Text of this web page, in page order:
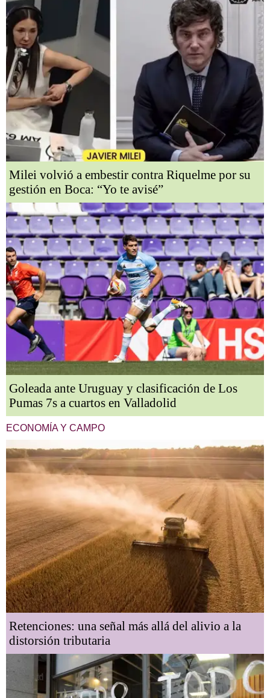
Milei volvió a embestir contra Riquelme por su
gestión en Boca: “Yo te avisé”
Goleada ante Uruguay y clasificación de Los
Pumas 7s a cuartos en Valladolid
ECONOMÍA Y CAMPO
Retenciones: una señal más allá del alivio a la
distorsión tributaria